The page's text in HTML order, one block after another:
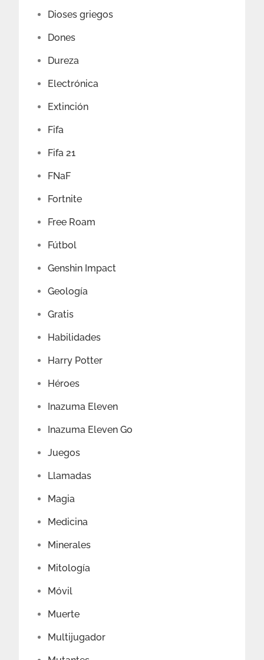
Dioses griegos
Dones
Dureza
Electrónica
Extinción
Fifa
Fifa 21
FNaF
Fortnite
Free Roam
Fútbol
Genshin Impact
Geología
Gratis
Habilidades
Harry Potter
Héroes
Inazuma Eleven
Inazuma Eleven Go
Juegos
Llamadas
Magia
Medicina
Minerales
Mitología
Móvil
Muerte
Multijugador